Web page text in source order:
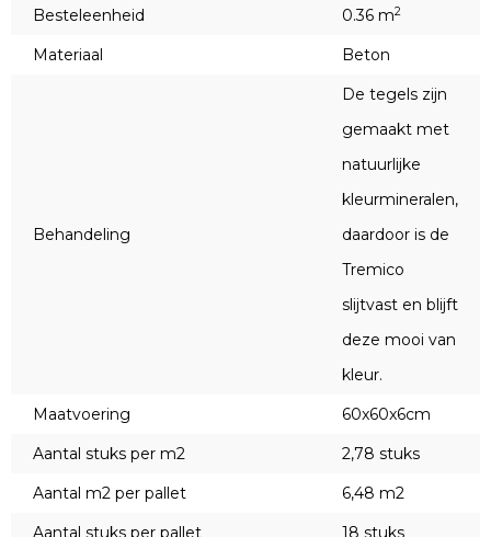
Besteleenheid
0.36 m2
Materiaal Beton
Behandeling
De tegels zijn
gemaakt met
natuurlijke
kleurmineralen,
daardoor is de
Tremico
slijtvast en blijft
deze mooi van
kleur.
Maatvoering
60x60x6cm
Aantal stuks per m2
2,78 stuks
Aantal m2 per pallet
6,48 m2
Aantal stuks per pallet
18 stuks